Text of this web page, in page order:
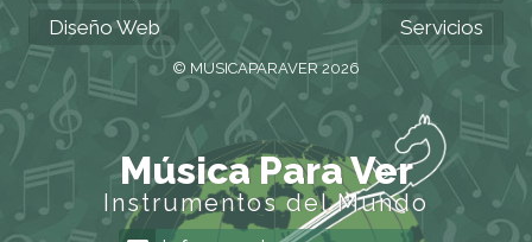
Diseño Web
Servicios
© MUSICAPARAVER 2026
Música Para Ver
Instrumentos del Mundo